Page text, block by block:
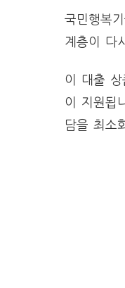
국민행복
계층이 다
이 대출 상
이 지원됩
담을 최소